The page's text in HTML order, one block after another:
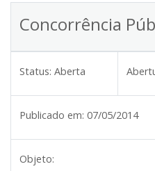
Concorrência
Status: Aberta
Publicado em: 07/05/2014
Objeto: